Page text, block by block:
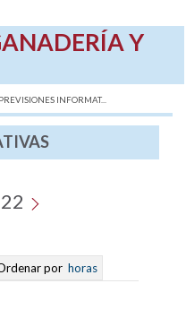
Y
AQUÍ:
PREVISIONES INFORMAT...
por horas